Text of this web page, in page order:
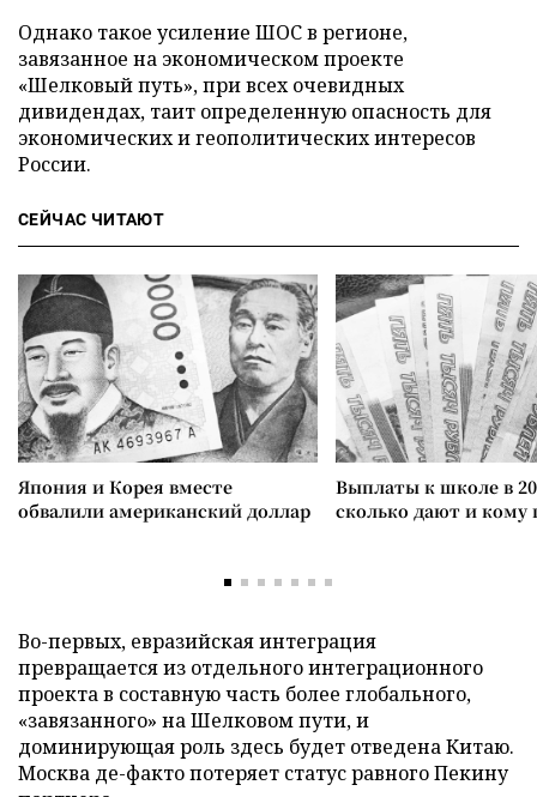
Однако такое усиление ШОС в регионе,
завязанное на экономическом проекте
«Шелковый путь», при всех очевидных
дивидендах, таит определенную опасность для
экономических и геополитических интересов
России.
СЕЙЧАС ЧИТАЮТ
Япония и Корея вместе
обвалили американский доллар
Выплаты к школе в
сколько дают и
Во-первых, евразийская интеграция
превращается из отдельного интеграционного
проекта в составную часть более глобального,
«завязанного» на Шелковом пути, и
доминирующая роль здесь будет отведена Китаю.
Москва де-факто потеряет статус равного Пекину